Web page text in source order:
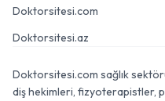
Doktorsitesi.com
Doktorsitesi.az
Doktorsitesi.com sağlık
diş hekimleri, fizyoterapistler,